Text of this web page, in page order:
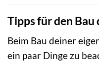
Tipps für den
Beim Bau deiner
ein paar Dinge zu